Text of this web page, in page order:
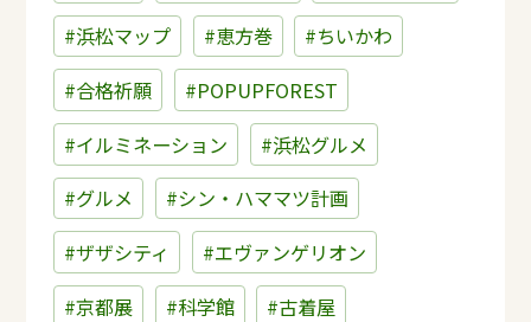
#浜松マップ
#恵方巻
#ちいかわ
#合格祈願
#POPUPFOREST
#イルミネーション
#浜松グルメ
#グルメ
#シン・ハママツ計画
#ザザシティ
#エヴァンゲリオン
#京都展
#科学館
#古着屋